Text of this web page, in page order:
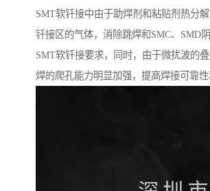
SMT软钎接中由于助焊剂和粘贴剂热分
钎接区的气体，消除跳焊和SMC、SMD
SMT软钎接要求，同时，由于微扰波的
焊的爬孔能力明显加强，提高焊接可靠性